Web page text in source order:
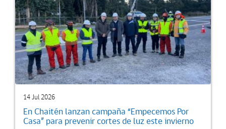
14 Jul 2026
En Chaitén lanzan campaña “Empecemos Por
Casa” para prevenir cortes de luz este invierno